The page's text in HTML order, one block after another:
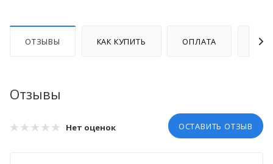
ОТЗЫВЫ КАК КУПИТЬ ОПЛАТА
Отзывы
Нет оценок ОСТАВИТЬ ОТЗЫВ